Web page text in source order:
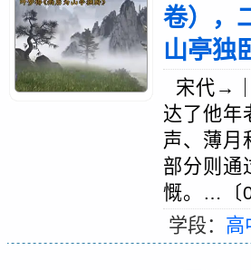
卷），
山亭独
宋代→
达了他年
声、薄月
部分则通
慨。…〔
学段： 高